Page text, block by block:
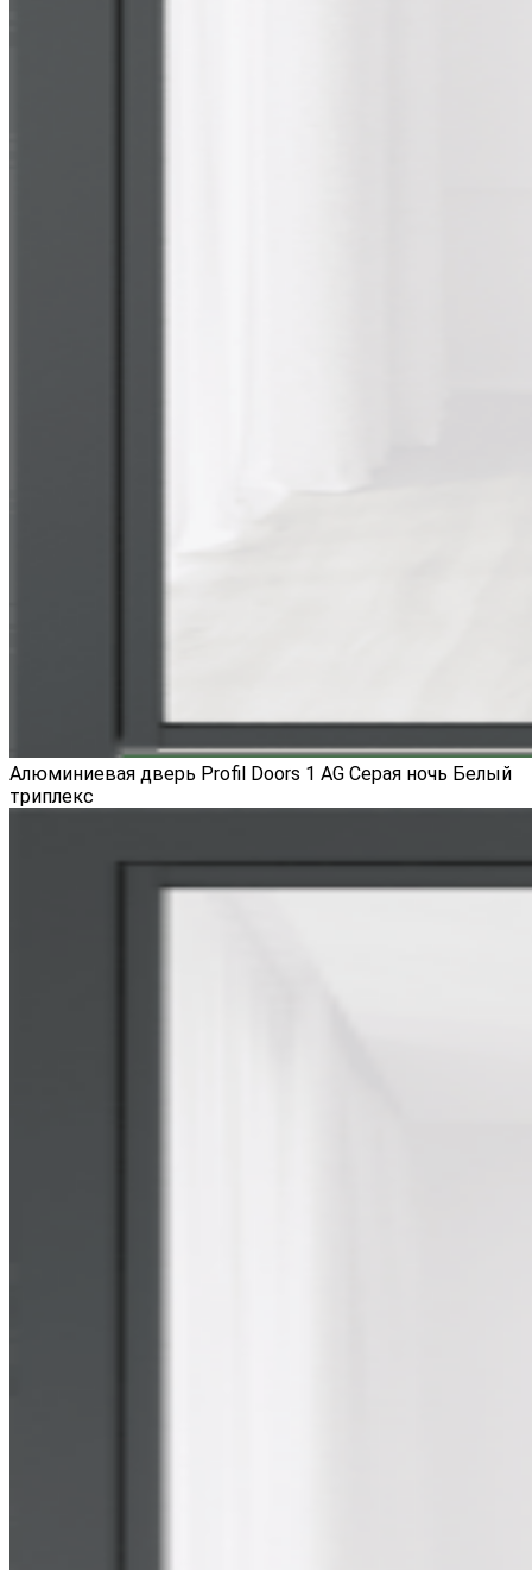
Алюминиевая дверь Profil Doors 1 AG Серая ночь Белый
триплекс